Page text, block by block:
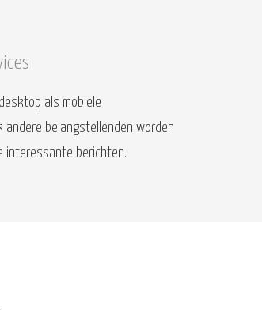
als mobiele
belangstellenden worden
interessante berichten.